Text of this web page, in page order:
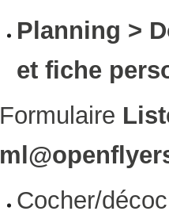
Planning >
et fiche
Formulaire
Cocher/